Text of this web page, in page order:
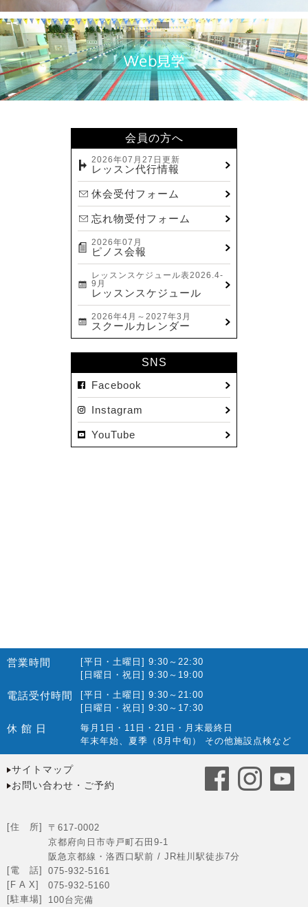
会員の方へ
2026年07月27日更新
レッスン代行情報
休会受付フォーム
忘れ物受付フォーム
2026年07月
ピノス会報
レッスンスケジュール表2026.4-
9月
レッスンスケジュール
2026年4月～2027年3月
スクールカレンダー
SNS
Facebook
Instagram
YouTube
営業時間
[平日・土曜日] 9:30～22:30
[日曜日・祝日] 9:30～19:00
電話受付時間
[平日・土曜日] 9:30～21:00
[日曜日・祝日] 9:30～17:30
休 館 日
毎月1日・11日・21日・月末最終日
年末年始、夏季（8月中旬） その他施設点検など
サイトマップ
お問い合わせ・ご予約
[住 所]
〒617-0002
京都府向日市寺戸町石田9-1
阪急京都線・洛西口駅前 / JR桂川駅徒歩7分
[電 話]
075-932-5161
[F A X]
075-932-5160
[駐車場]
100台完備